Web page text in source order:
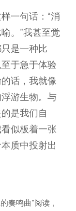
一句话：“消
。”我甚至觉
是一种比
于急于体验
话，我就像
游生物。与
是我们自
似板着一张
质中投射出
奏鸣曲”阅读，